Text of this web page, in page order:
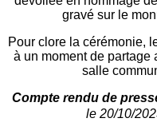
gravé sur le
Pour clore la cérémonie,
à un moment de partage
salle
Compte rendu de
le 20/10/